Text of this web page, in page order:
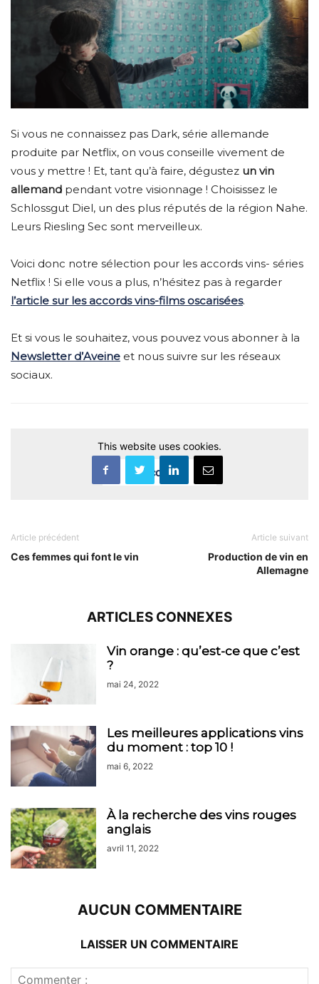
Si vous ne connaissez pas Dark, série allemande
produite par Netflix, on vous conseille vivement de
vous y mettre ! Et, tant qu’à faire, dégustez un vin
allemand pendant votre visionnage ! Choisissez le
Schlossgut Diel, un des plus réputés de la région Nahe.
Leurs Riesling Sec sont merveilleux.
Voici donc notre sélection pour les accords vins- séries
Netflix ! Si elle vous a plus, n’hésitez pas à regarder
l’article sur les accords vins-films oscarisées.
Et si vous le souhaitez, vous pouvez vous abonner à la
Newsletter d’Aveine et nous suivre sur les réseaux
sociaux.
This website uses cookies.
Accept
Article précédent
Ces femmes qui font le vin
Article suivant
Production de vin en
Allemagne
ARTICLES CONNEXES
Vin orange : qu’est-ce que c’est
?
mai 24, 2022
Les meilleures applications vins
du moment : top 10 !
mai 6, 2022
À la recherche des vins rouges
anglais
avril 11, 2022
AUCUN COMMENTAIRE
LAISSER UN COMMENTAIRE